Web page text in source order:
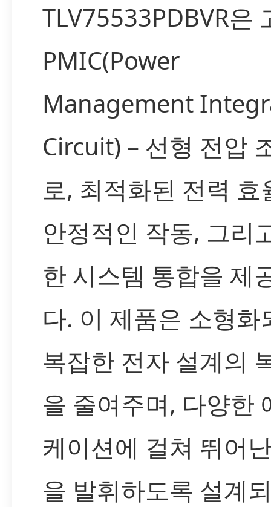
TLV75533PDBVR은
PMIC(Power
Management
Circuit) – 선형 전압
로, 최적화된 전력 효
안정적인 작동, 그리
한 시스템 통합을 제
다. 이 제품은 소형화
복잡한 전자 설계의
을 줄여주며, 다양한
케이션에 걸쳐 뛰어
을 발휘하도록 설계